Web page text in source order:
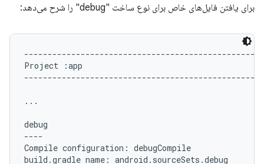
برای یافتن فایل‌های خاص برای نوع ساخت "debug" را شرح می‌دهد:
Project :app
...
debug
----
Compile configuration: debugCompile
build.gradle name: android.sourceSets.debug